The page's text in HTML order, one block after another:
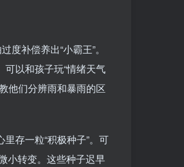
补偿养出“小霸王”。
以和孩子玩“情绪天气
他们分辨雨和暴雨的区
存一粒“积极种子”。可
小转变。这些种子迟早